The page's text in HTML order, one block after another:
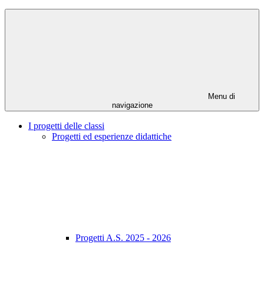
Menu di
navigazione
I progetti delle classi
Progetti ed esperienze didattiche
Progetti A.S. 2025 - 2026